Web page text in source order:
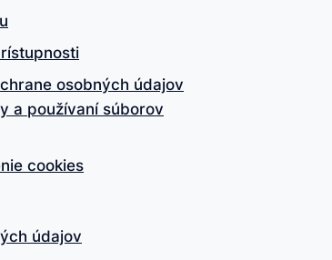
osobných údajov
a používaní súborov
cookies
údajov